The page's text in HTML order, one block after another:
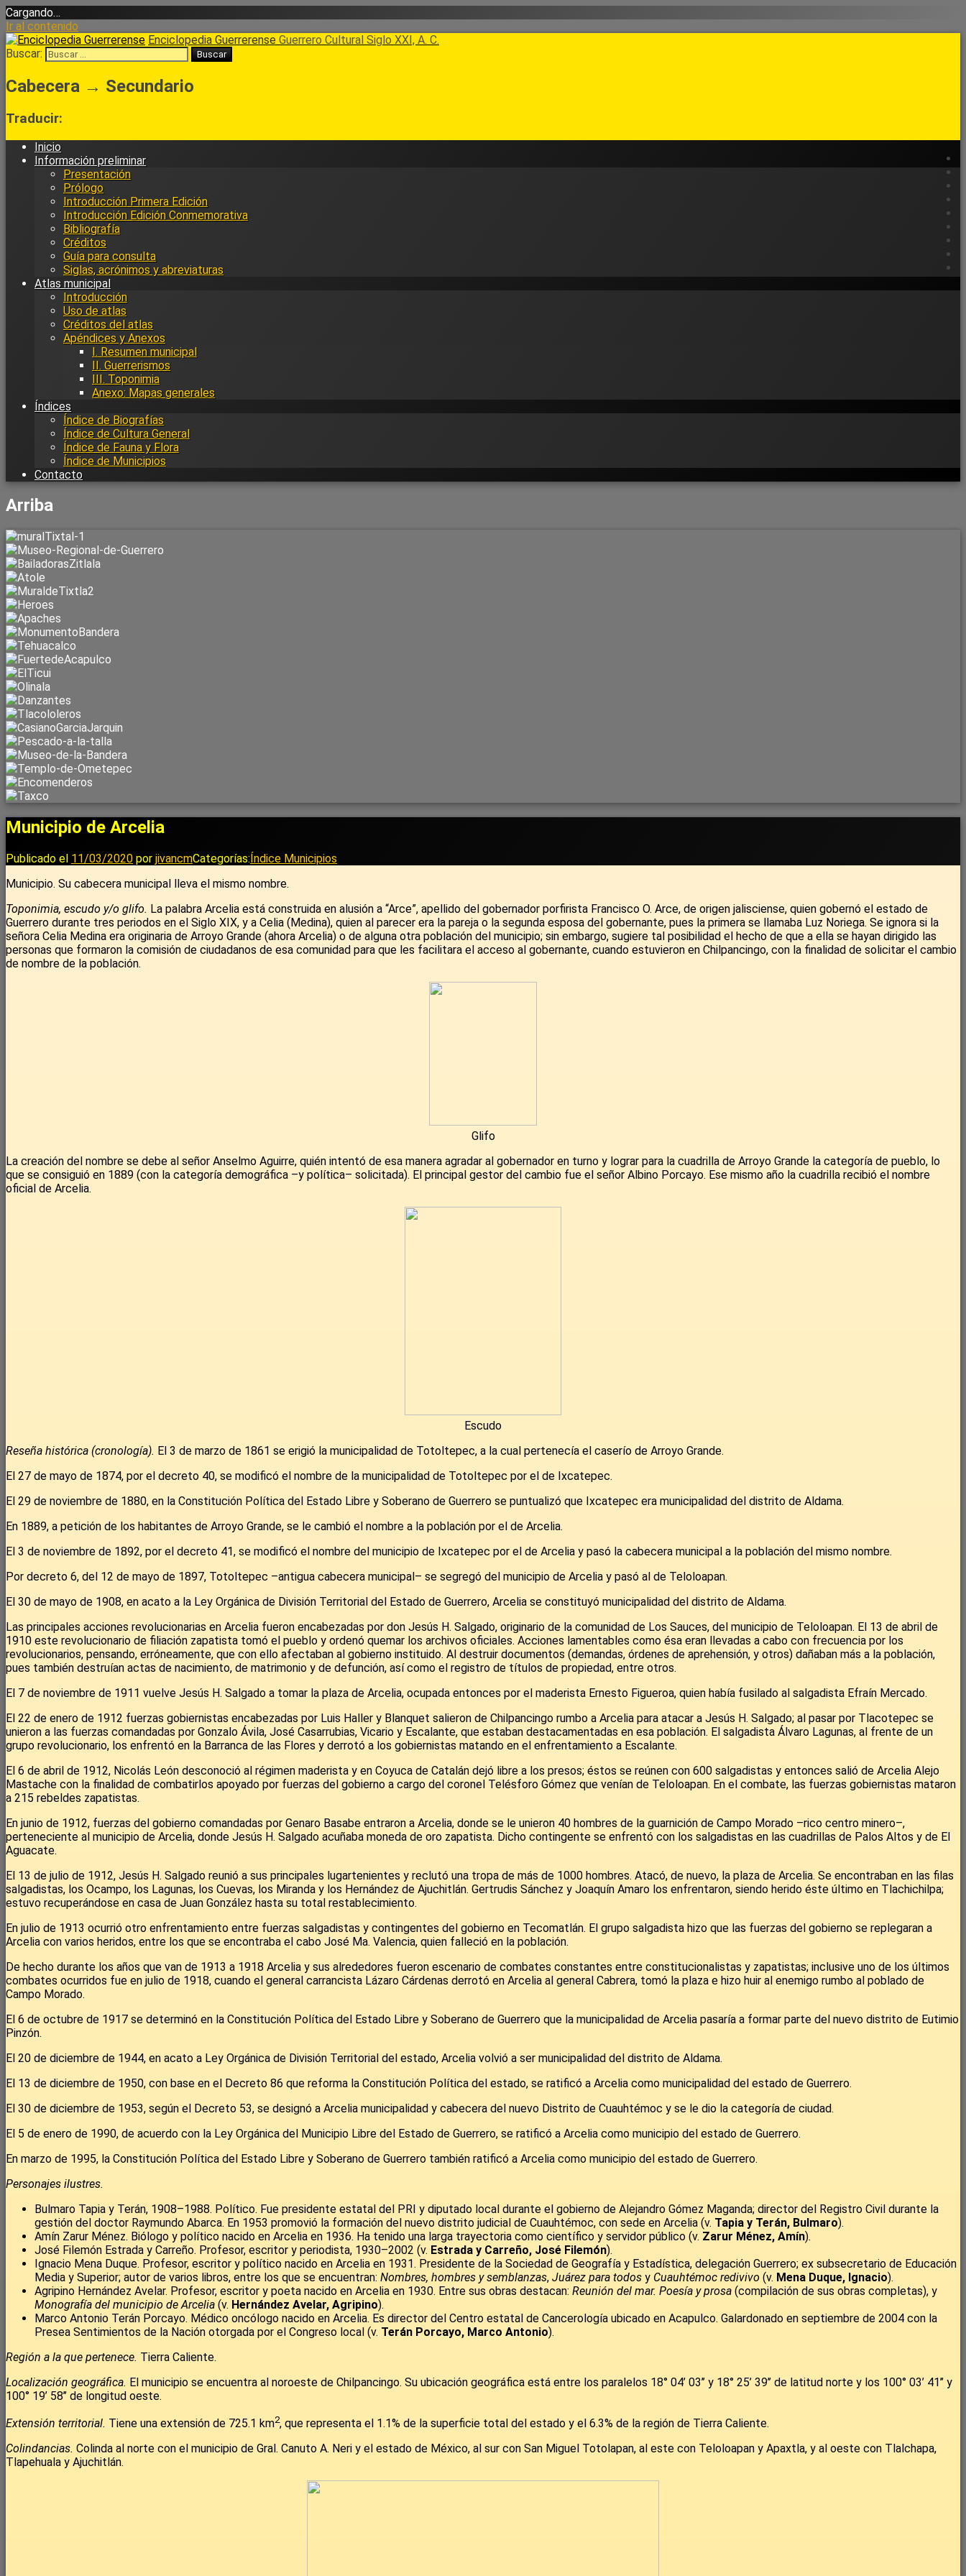
Cargando…
Ir al contenido
Enciclopedia Guerrerense Guerrero Cultural Siglo XXI, A. C.
Buscar:
Cabecera → Secundario
Traducir:
Inicio
Información preliminar
Presentación
Prólogo
Introducción Primera Edición
Introducción Edición Conmemorativa
Bibliografía
Créditos
Guía para consulta
Siglas, acrónimos y abreviaturas
Atlas municipal
Introducción
Uso de atlas
Créditos del atlas
Apéndices y Anexos
I. Resumen municipal
II. Guerrerismos
III. Toponimia
Anexo: Mapas generales
Índices
Índice de Biografías
Índice de Cultura General
Índice de Fauna y Flora
Índice de Municipios
Contacto
Arriba
Municipio de Arcelia
Publicado el 11/03/2020 por jivancmCategorías: Índice Municipios
Municipio. Su cabecera municipal lleva el mismo nombre.
Toponimia, escudo y/o glifo. La palabra Arcelia está construida en alusión a “Arce”, apellido del gobernador porfirista Francisco O. Arce, de origen jalisciense, quien gobernó el estado de
Guerrero durante tres periodos en el Siglo XIX, y a Celia (Medina), quien al parecer era la pareja o la segunda esposa del gobernante, pues la primera se llamaba Luz Noriega. Se ignora si la
señora Celia Medina era originaria de Arroyo Grande (ahora Arcelia) o de alguna otra población del municipio; sin embargo, sugiere tal posibilidad el hecho de que a ella se hayan dirigido las
personas que formaron la comisión de ciudadanos de esa comunidad para que les facilitara el acceso al gobernante, cuando estuvieron en Chilpancingo, con la finalidad de solicitar el cambio
de nombre de la población.
Glifo
La creación del nombre se debe al señor Anselmo Aguirre, quién intentó de esa manera agradar al gobernador en turno y lograr para la cuadrilla de Arroyo Grande la categoría de pueblo, lo
que se consiguió en 1889 (con la categoría demográfica –y política– solicitada). El principal gestor del cambio fue el señor Albino Porcayo. Ese mismo año la cuadrilla recibió el nombre
oficial de Arcelia.
Escudo
Reseña histórica (cronología). El 3 de marzo de 1861 se erigió la municipalidad de Totoltepec, a la cual pertenecía el caserío de Arroyo Grande.
El 27 de mayo de 1874, por el decreto 40, se modificó el nombre de la municipalidad de Totoltepec por el de Ixcatepec.
El 29 de noviembre de 1880, en la Constitución Política del Estado Libre y Soberano de Guerrero se puntualizó que Ixcatepec era municipalidad del distrito de Aldama.
En 1889, a petición de los habitantes de Arroyo Grande, se le cambió el nombre a la población por el de Arcelia.
El 3 de noviembre de 1892, por el decreto 41, se modificó el nombre del municipio de Ixcatepec por el de Arcelia y pasó la cabecera municipal a la población del mismo nombre.
Por decreto 6, del 12 de mayo de 1897, Totoltepec –antigua cabecera municipal– se segregó del municipio de Arcelia y pasó al de Teloloapan.
El 30 de mayo de 1908, en acato a la Ley Orgánica de División Territorial del Estado de Guerrero, Arcelia se constituyó municipalidad del distrito de Aldama.
Las principales acciones revolucionarias en Arcelia fueron encabezadas por don Jesús H. Salgado, originario de la comunidad de Los Sauces, del municipio de Teloloapan. El 13 de abril de
1910 este revolucionario de filiación zapatista tomó el pueblo y ordenó quemar los archivos oficiales. Acciones lamentables como ésa eran llevadas a cabo con frecuencia por los
revolucionarios, pensando, erróneamente, que con ello afectaban al gobierno instituido. Al destruir documentos (demandas, órdenes de aprehensión, y otros) dañaban más a la población,
pues también destruían actas de nacimiento, de matrimonio y de defunción, así como el registro de títulos de propiedad, entre otros.
El 7 de noviembre de 1911 vuelve Jesús H. Salgado a tomar la plaza de Arcelia, ocupada entonces por el maderista Ernesto Figueroa, quien había fusilado al salgadista Efraín Mercado.
El 22 de enero de 1912 fuerzas gobiernistas encabezadas por Luis Haller y Blanquet salieron de Chilpancingo rumbo a Arcelia para atacar a Jesús H. Salgado; al pasar por Tlacotepec se
unieron a las fuerzas comandadas por Gonzalo Ávila, José Casarrubias, Vicario y Escalante, que estaban destacamentadas en esa población. El salgadista Álvaro Lagunas, al frente de un
grupo revolucionario, los enfrentó en la Barranca de las Flores y derrotó a los gobiernistas matando en el enfrentamiento a Escalante.
El 6 de abril de 1912, Nicolás León desconoció al régimen maderista y en Coyuca de Catalán dejó libre a los presos; éstos se reúnen con 600 salgadistas y entonces salió de Arcelia Alejo
Mastache con la finalidad de combatirlos apoyado por fuerzas del gobierno a cargo del coronel Telésforo Gómez que venían de Teloloapan. En el combate, las fuerzas gobiernistas mataron
a 215 rebeldes zapatistas.
En junio de 1912, fuerzas del gobierno comandadas por Genaro Basabe entraron a Arcelia, donde se le unieron 40 hombres de la guarnición de Campo Morado –rico centro minero–,
perteneciente al municipio de Arcelia, donde Jesús H. Salgado acuñaba moneda de oro zapatista. Dicho contingente se enfrentó con los salgadistas en las cuadrillas de Palos Altos y de El
Aguacate.
El 13 de julio de 1912, Jesús H. Salgado reunió a sus principales lugartenientes y reclutó una tropa de más de 1000 hombres. Atacó, de nuevo, la plaza de Arcelia. Se encontraban en las filas
salgadistas, los Ocampo, los Lagunas, los Cuevas, los Miranda y los Hernández de Ajuchitlán. Gertrudis Sánchez y Joaquín Amaro los enfrentaron, siendo herido éste último en Tlachichilpa;
estuvo recuperándose en casa de Juan González hasta su total restablecimiento.
En julio de 1913 ocurrió otro enfrentamiento entre fuerzas salgadistas y contingentes del gobierno en Tecomatlán. El grupo salgadista hizo que las fuerzas del gobierno se replegaran a
Arcelia con varios heridos, entre los que se encontraba el cabo José Ma. Valencia, quien falleció en la población.
De hecho durante los años que van de 1913 a 1918 Arcelia y sus alrededores fueron escenario de combates constantes entre constitucionalistas y zapatistas; inclusive uno de los últimos
combates ocurridos fue en julio de 1918, cuando el general carrancista Lázaro Cárdenas derrotó en Arcelia al general Cabrera, tomó la plaza e hizo huir al enemigo rumbo al poblado de
Campo Morado.
El 6 de octubre de 1917 se determinó en la Constitución Política del Estado Libre y Soberano de Guerrero que la municipalidad de Arcelia pasaría a formar parte del nuevo distrito de Eutimio
Pinzón.
El 20 de diciembre de 1944, en acato a Ley Orgánica de División Territorial del estado, Arcelia volvió a ser municipalidad del distrito de Aldama.
El 13 de diciembre de 1950, con base en el Decreto 86 que reforma la Constitución Política del estado, se ratificó a Arcelia como municipalidad del estado de Guerrero.
El 30 de diciembre de 1953, según el Decreto 53, se designó a Arcelia municipalidad y cabecera del nuevo Distrito de Cuauhtémoc y se le dio la categoría de ciudad.
El 5 de enero de 1990, de acuerdo con la Ley Orgánica del Municipio Libre del Estado de Guerrero, se ratificó a Arcelia como municipio del estado de Guerrero.
En marzo de 1995, la Constitución Política del Estado Libre y Soberano de Guerrero también ratificó a Arcelia como municipio del estado de Guerrero.
Personajes ilustres.
Bulmaro Tapia y Terán, 1908–1988. Político. Fue presidente estatal del PRI y diputado local durante el gobierno de Alejandro Gómez Maganda; director del Registro Civil durante la
gestión del doctor Raymundo Abarca. En 1953 promovió la formación del nuevo distrito judicial de Cuauhtémoc, con sede en Arcelia (v. Tapia y Terán, Bulmaro).
Amín Zarur Ménez. Biólogo y político nacido en Arcelia en 1936. Ha tenido una larga trayectoria como científico y servidor público (v. Zarur Ménez, Amín).
José Filemón Estrada y Carreño. Profesor, escritor y periodista, 1930–2002 (v. Estrada y Carreño, José Filemón).
Ignacio Mena Duque. Profesor, escritor y político nacido en Arcelia en 1931. Presidente de la Sociedad de Geografía y Estadística, delegación Guerrero; ex subsecretario de Educación
Media y Superior; autor de varios libros, entre los que se encuentran: Nombres, hombres y semblanzas, Juárez para todos y Cuauhtémoc redivivo (v. Mena Duque, Ignacio).
Agripino Hernández Avelar. Profesor, escritor y poeta nacido en Arcelia en 1930. Entre sus obras destacan: Reunión del mar. Poesía y prosa (compilación de sus obras completas), y
Monografía del municipio de Arcelia (v. Hernández Avelar, Agripino).
Marco Antonio Terán Porcayo. Médico oncólogo nacido en Arcelia. Es director del Centro estatal de Cancerología ubicado en Acapulco. Galardonado en septiembre de 2004 con la
Presea Sentimientos de la Nación otorgada por el Congreso local (v. Terán Porcayo, Marco Antonio).
Región a la que pertenece. Tierra Caliente.
Localización geográfica. El municipio se encuentra al noroeste de Chilpancingo. Su ubicación geográfica está entre los paralelos 18° 04’ 03’’ y 18° 25’ 39’’ de latitud norte y los 100° 03’ 41’’ y
100° 19’ 58’’ de longitud oeste.
Extensión territorial. Tiene una extensión de 725.1 km2, que representa el 1.1% de la superficie total del estado y el 6.3% de la región de Tierra Caliente.
Colindancias. Colinda al norte con el municipio de Gral. Canuto A. Neri y el estado de México, al sur con San Miguel Totolapan, al este con Teloloapan y Apaxtla, y al oeste con Tlalchapa,
Tlapehuala y Ajuchitlán.